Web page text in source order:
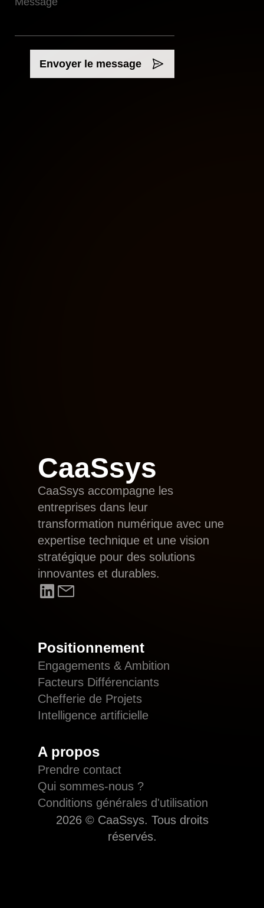
Envoyer le message
CaaSsys
CaaSsys accompagne les
entreprises dans leur
transformation numérique avec une
expertise technique et une vision
stratégique pour des solutions
innovantes et durables.
Positionnement
Engagements & Ambition
Facteurs Différenciants
Chefferie de Projets
Intelligence artificielle
A propos
Prendre contact
Qui sommes-nous ?
Conditions générales d'utilisation
2026 © CaaSsys. Tous droits
réservés.